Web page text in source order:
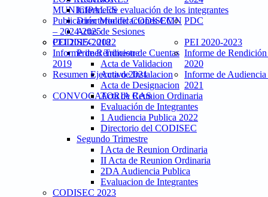
MUNICIPALES
Publicación Modificaciones CMN
– 2024-2025
PDC
PEI 2015-2018
PEI 2020-2023
Informe de Rendicion de Cuentas
2019
Informe de Rendición
2020
Resumen Ejecutivo 2021
Informe de
2021
CONVOCATORIA CAS
Informe de evaluación de los integrantes
Directorio del CODISEC
Actas de Sesiones
CODISEC 2022
Primer Trimestre
Acta de Validacion
Acta de Instalacion
Acta de Designacion
Acta de Reunion Ordinaria
Evaluación de Integrantes
1 Audiencia Publica 2022
Directorio del CODISEC
Segundo Trimestre
I Acta de Reunion Ordinaria
II Acta de Reunion Ordinaria
2DA Audiencia Publica
Evaluacion de Integrantes
CODISEC 2023